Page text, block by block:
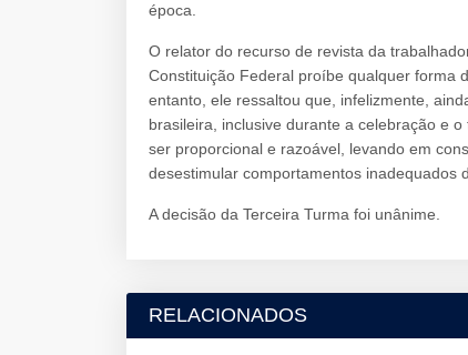
época.
O relator do recurso de revista da
Constituição Federal proíbe qualquer forma
entanto, ele ressaltou que, infelizmente,
brasileira, inclusive durante a celebração e
ser proporcional e razoável, levando em
desestimular comportamentos inadequados
A decisão da Terceira Turma foi unânime.
RELACIONADOS